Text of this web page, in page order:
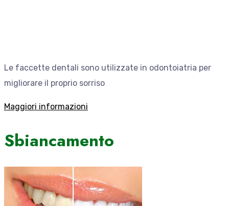
Le faccette dentali sono utilizzate in odontoiatria per
migliorare il proprio sorriso
Maggiori informazioni
Sbiancamento